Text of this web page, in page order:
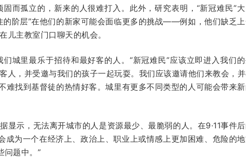
而孤立的，新来的人很难打入。此外，研究表明，“新冠难民”
的阶层”在他们的新家可能会面临更多的挑战——例如，他们缺乏
儿主教室门口聊天的机会。
城里最乐于招待和最好客的人。“新冠难民”应该立即进入我们
，并受邀与我们的孩子一起玩耍。我们应该邀请他们来教会，
难找到基督徒的热情好客。城里有更多不同类型的人可能会带来
显示，无法离开城市的人是资源最少、最脆弱的人。在9·11事件
成为一个在经济上、政治上、职业上或情感上更加困难、危险的地
问题中。”